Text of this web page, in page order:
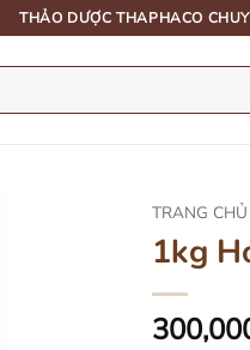
THẢO DƯỢC THAPHACO
TRANG CHỦ
1kg